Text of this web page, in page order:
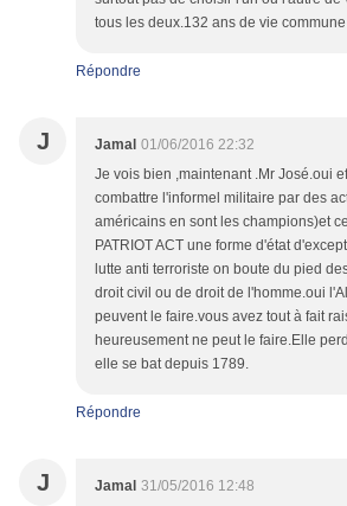
tous les deux.132 ans de vie
Répondre
J Jamal 01/06/2016 22:32
Je vois bien ,maintenant .Mr José.oui
combattre l'informel militaire par des
américains en sont les champions)et
PATRIOT ACT une forme d'état
lutte anti terroriste on boute du pied
droit civil ou de droit de l'homme.oui
peuvent le faire.vous avez tout à fait
heureusement ne peut le faire.Elle
elle se bat depuis 1789.
Répondre
J Jamal 31/05/2016 12:48